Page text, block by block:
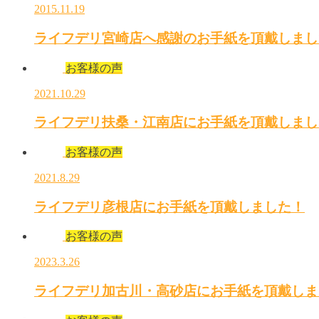
2015.11.19
ライフデリ宮崎店へ感謝のお手紙を頂戴しまし
お客様の声
2021.10.29
ライフデリ扶桑・江南店にお手紙を頂戴しまし
お客様の声
2021.8.29
ライフデリ彦根店にお手紙を頂戴しました！
お客様の声
2023.3.26
ライフデリ加古川・高砂店にお手紙を頂戴しま